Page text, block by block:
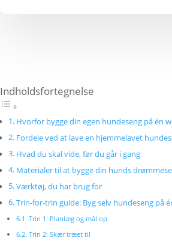
Indholdsfortegnelse
Hvorfor bygge din egen hundeseng på én
Fordele ved at lave en hjemmelavet
Hvad du skal vide, før du går i gang
Materialer til at bygge din hunds
Værktøj, du har brug for
Trin-for-trin guide: Byg selv hundeseng på
Trin 1: Planlæg og mål op
Trin 2: Skær træet til